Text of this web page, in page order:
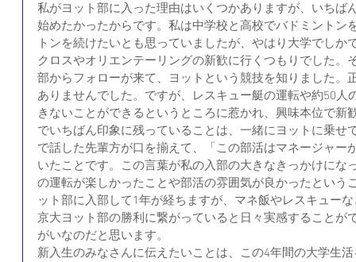
私がヨット部に入った理由はいくつかありますが、いちば
始めたかったからです。私は中学校と高校でバドミントン
トンを続けたいとも思っていましたが、やはり大学でしか
クロスやオリエンテーリングの新歓に行くつもりでした。
部からフォローが来て、ヨットという競技を知りました。
ありませんでした。ですが、レスキュー艇の運転や約50人
きないことができるというところに惹かれ、興味本位で新
でいちばん印象に残っていることは、一緒にヨットに乗せ
で話した先輩方が口を揃えて、「この部活はマネージャー
いたことです。この言葉が私の入部の大きなきっかけにな
の運転が楽しかったことや部活の雰囲気が良かったという
ット部に入部して1年が経ちますが、マネ飯やレスキュー
京大ヨット部の勝利に繋がっていると日々実感することが
がいなのだと思います。
新入生のみなさんに伝えたいことは、この4年間の大学生